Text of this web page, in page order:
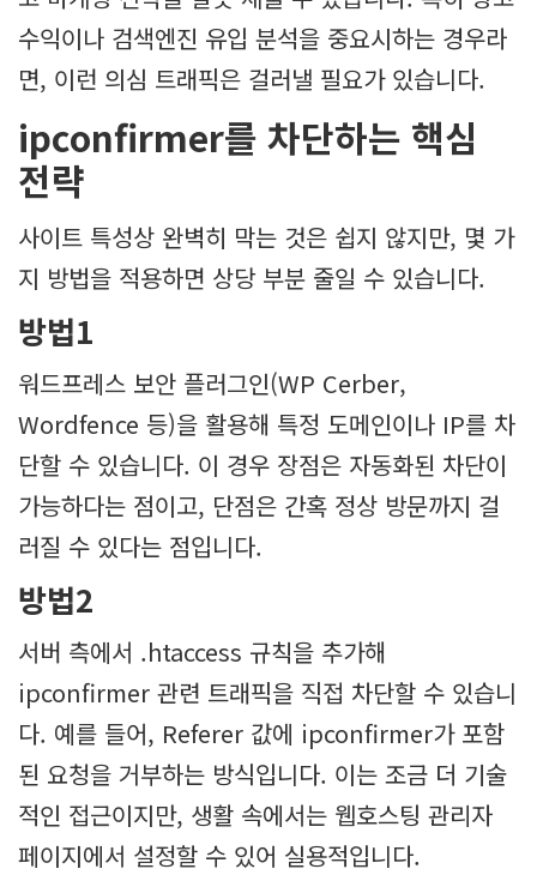
수익이나 검색엔진 유입 분석을 중요시하는 경우라
면, 이런 의심 트래픽은 걸러낼 필요가 있습니다.
ipconfirmer를 차단하는 핵심
전략
사이트 특성상 완벽히 막는 것은 쉽지 않지만, 몇 가
지 방법을 적용하면 상당 부분 줄일 수 있습니다.
방법1
워드프레스 보안 플러그인(WP Cerber,
Wordfence 등)을 활용해 특정 도메인이나 IP를 차
단할 수 있습니다. 이 경우 장점은 자동화된 차단이
가능하다는 점이고, 단점은 간혹 정상 방문까지 걸
러질 수 있다는 점입니다.
방법2
서버 측에서 .htaccess 규칙을 추가해
ipconfirmer 관련 트래픽을 직접 차단할 수 있습니
다. 예를 들어, Referer 값에 ipconfirmer가 포함
된 요청을 거부하는 방식입니다. 이는 조금 더 기술
적인 접근이지만, 생활 속에서는 웹호스팅 관리자
페이지에서 설정할 수 있어 실용적입니다.